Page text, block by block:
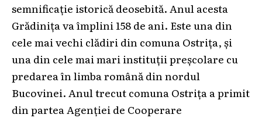
semnificație istorică deosebită. Anul acesta
Grădinița va împlini 158 de ani. Este una din
cele mai vechi clădiri din comuna Ostrița, și
una din cele mai mari instituții preșcolare cu
predarea în limba română din nordul
Bucovinei. Anul trecut comuna Ostrița a primit
din partea Agenției de Cooperare